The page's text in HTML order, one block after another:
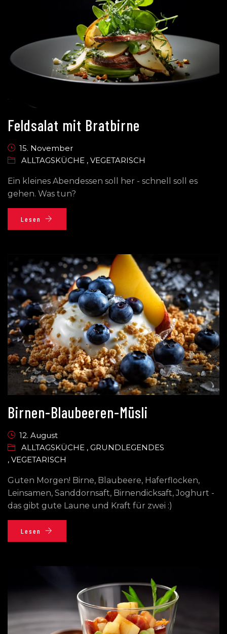
Feldsalat mit Bratbirne
15. November
ALLTAGSKÜCHE , VEGETARISCH
Ein kleines Abendessen soll her - schnell soll es
gehen. Was tun?
Lesen
Birnen-Blaubeeren-Müsli
12. August
ALLTAGSKÜCHE , GRUNDLEGENDES
, VEGETARISCH
Guten Morgen! Birne, Blaubeere, Haferflocken,
Leinsamen, Sanddornsaft, Birnendicksaft, Joghurt -
das gibt gute Laune und Kraft für zwei :)
Lesen